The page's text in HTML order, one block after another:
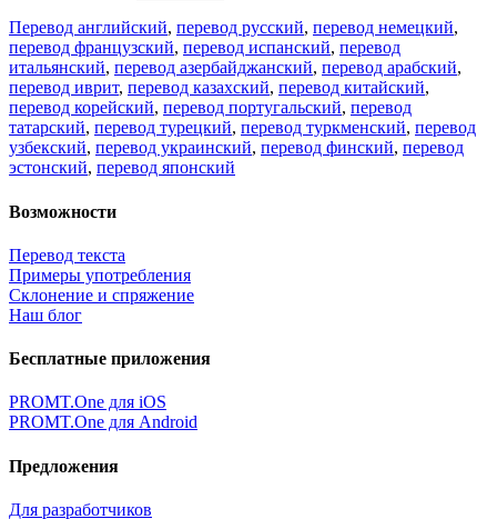
Перевод английский, перевод русский, перевод немецкий,
перевод французский, перевод испанский, перевод
итальянский, перевод азербайджанский, перевод арабский,
перевод иврит, перевод казахский, перевод китайский,
перевод корейский, перевод португальский, перевод
татарский, перевод турецкий, перевод туркменский, перевод
узбекский, перевод украинский, перевод финский, перевод
эстонский, перевод японский
Возможности
Перевод текста
Примеры употребления
Склонение и спряжение
Наш блог
Бесплатные приложения
PROMT.One для iOS
PROMT.One для Android
Предложения
Для разработчиков